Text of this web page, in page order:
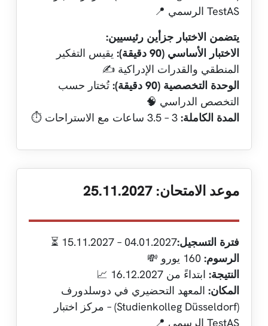
TestAS الرسمي 📍
يتضمن الاختبار جزأين رئيسيين:
الاختبار الأساسي (90 دقيقة):
يقيس التفكير
المنطقي والقدرات الإدراكية ✍️
الوحدة التخصصية (90 دقيقة):
تُختار حسب
التخصص الدراسي 🧠
المدة الكاملة:
موعد الامتحان: 25.11.2027
فترة التسجيل:04.01.2027 – 15.11.2027 ⏳
الرسوم:
النتيجة: ابتداءً من 16.12.2027 📈
المكان: المعهد التحضيري في دوسلدورف
(Studienkolleg Düsseldorf) – مركز اختبار
TestAS الرسمي 📍